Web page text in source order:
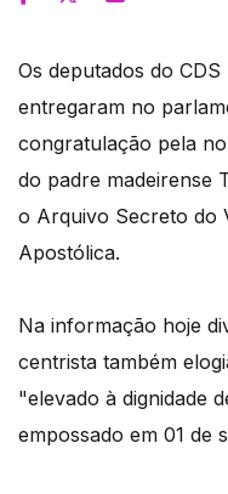
Os deputados do
entregaram no
congratulação pela
do padre madeirense
o Arquivo Secreto do
Apostólica.
Na informação hoje
centrista também
"elevado à dignidade
empossado em 01 de